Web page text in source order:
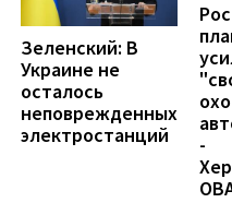
Зеленский: В
Украине не
осталось
неповрежденных
электростанций
-